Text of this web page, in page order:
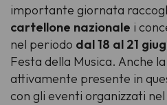
importante giornata
cartellone nazionale i
nel periodo dal 18 al 21
Festa della Musica. Anche
attivamente presente in
con gli eventi organizzati